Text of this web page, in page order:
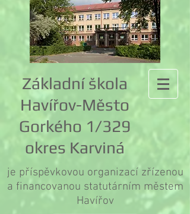
Základní škola
Havířov-Město
Gorkého 1/329
okres Karviná
je příspěvkovou organizací zřízenou
a financovanou statutárním městem
Havířov